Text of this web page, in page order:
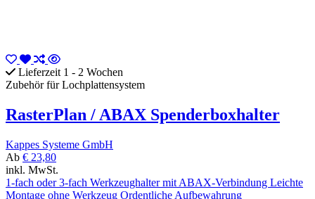
Lieferzeit 1 - 2 Wochen
Zubehör für Lochplattensystem
RasterPlan / ABAX Spenderboxhalter
Kappes Systeme GmbH
Ab € 23,80
inkl. MwSt.
1-fach oder 3-fach Werkzeughalter mit ABAX-Verbindung Leichte
Montage ohne Werkzeug Ordentliche Aufbewahrung